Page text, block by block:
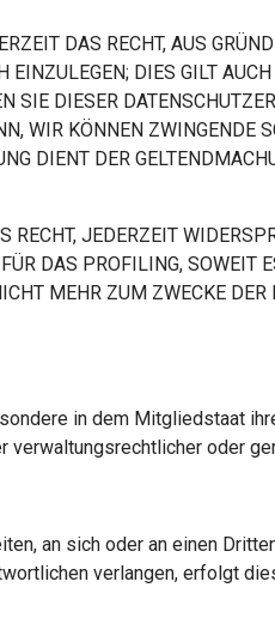
DAS RECHT, AUS
EINZULEGEN; DIES GILT
SIE DIESER
WIR KÖNNEN ZWINGENDE
DIENT DER
JEDERZEIT
DAS PROFILING, SOWEIT
MEHR ZUM ZWECKE DER
in dem Mitgliedstaat
oder
an sich oder an einen
verlangen, erfolgt